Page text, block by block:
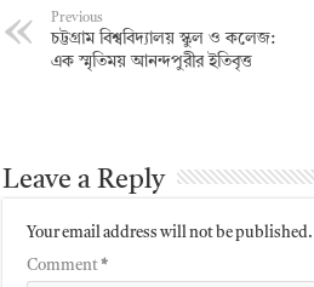
Previous
চট্টগ্রাম বিশ্ববিদ্যালয় স্কুল ও কলেজ:
এক স্মৃতিময় আনন্দপুরীর ইতিবৃত্ত
Leave a Reply
Your email address will not be published.
Comment*